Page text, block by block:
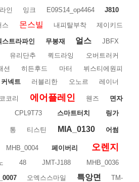
인 잉크 E09S14_op4464
J810
스 몬스빌 내피탈부착 제이키드
스트라파인 무봉재 얼스
JBFX
유리단추 퀵드라잉
오버트러커
션 히든후드 마터
뷔스티에원피
커넥트 러블리한 오노르 레이너
코코리 에어플레인 웬즈
면자
CPL9T73 스마트터치 링가
통 티스틴 MIA_0130 어썸
MHB_0004 페이버리 오렌지
48 JMT-J188
MHB_0036
오엑스스마일 특앙면 TM-